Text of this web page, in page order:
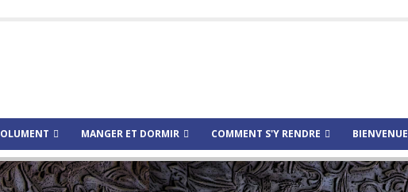
MANGER ET DORMIR COMMENT S'Y RENDRE BIENVENUE